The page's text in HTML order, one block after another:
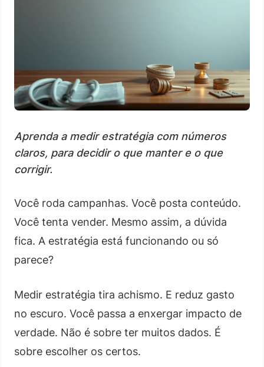
Aprenda a medir estratégia com números
claros, para decidir o que manter e o que
corrigir.
Você roda campanhas. Você posta conteúdo.
Você tenta vender. Mesmo assim, a dúvida
fica. A estratégia está funcionando ou só
parece?
Medir estratégia tira achismo. E reduz gasto
no escuro. Você passa a enxergar impacto de
verdade. Não é sobre ter muitos dados. É
sobre escolher os certos.